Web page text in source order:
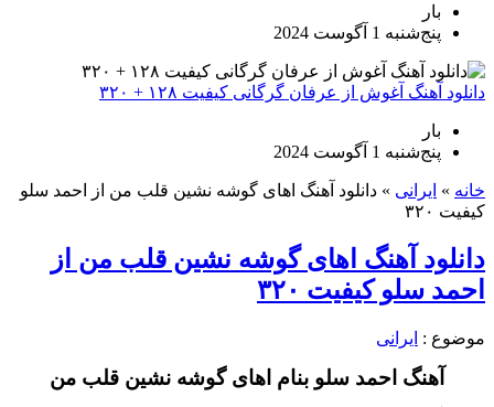
بار
پنج‌شنبه 1 آگوست 2024
دانلود آهنگ آغوش از عرفان گرگانی کیفیت ۱۲۸ + ۳۲۰
بار
پنج‌شنبه 1 آگوست 2024
خانه » ایرانی » دانلود آهنگ اهای گوشه نشین قلب من از احمد سلو
کیفیت ۳۲۰
دانلود آهنگ اهای گوشه نشین قلب من از
احمد سلو کیفیت ۳۲۰
موضوع : ایرانی
آهنگ احمد سلو بنام اهای گوشه نشین قلب من